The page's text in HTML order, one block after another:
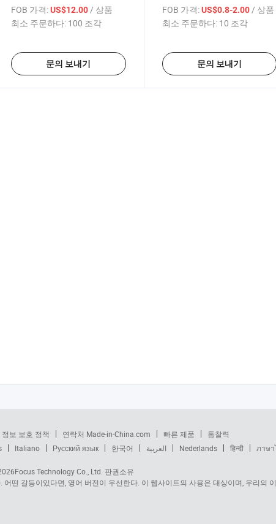
트 야마하 외부 엔진 40HP
FOB 가격: US$12.00 / 상품
최소 주문하다: 100 조각
문의 보내기
40HP
FOB 가격: US$0.8-2.00/ 상품
최소 주문하다: 10 조각
문의 보내기
보 보호 정책 연락처 Made-in-China.com 빠른 제품
통찰력
Italiano Русский язык 한국어 العربية Nederlands हिन्दी ภาษา
Focus Technology Co., Ltd. 판권소유
떤 갈등이있다면, 영어 버전이 우선한다. 이 웹사이트의 사용은 대상이며, 우리의